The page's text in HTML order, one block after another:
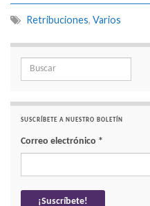
Retribuciones, Varios
Search for:
SUSCRÍBETE A NUESTRO BOLETÍN
Correo electrónico *